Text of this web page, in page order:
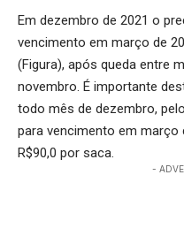
Em dezembro de 2021 o
vencimento em março de
(Figura), após queda entre
novembro. É importante
todo mês de dezembro,
para vencimento em
R$90,0 por saca.
-